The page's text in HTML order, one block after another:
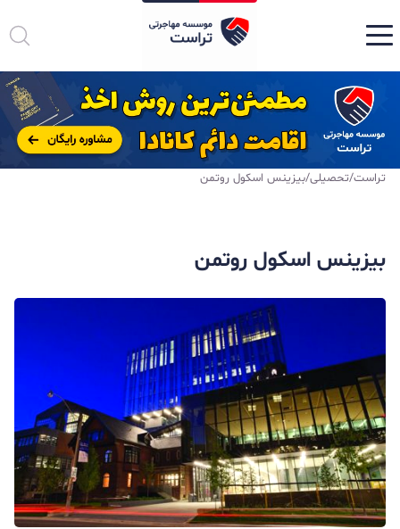
تراست/تحصیلی/بیزینس اسکول روتمن
بیزینس اسکول روتمن